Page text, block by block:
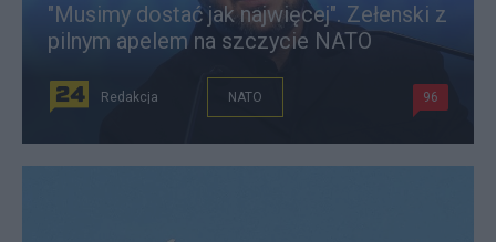
"Musimy dostać jak najwięcej". Zełenski z
pilnym apelem na szczycie NATO
Redakcja NATO 96